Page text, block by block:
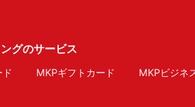
グのサービス
MKPギフトカード MKPビジネ